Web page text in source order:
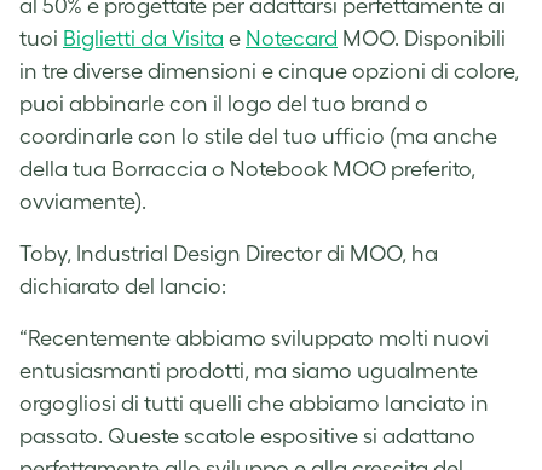
al 50% e progettate per adattarsi perfettamente ai
tuoi Biglietti da Visita e Notecard MOO. Disponibili
in tre diverse dimensioni e cinque opzioni di colore,
puoi abbinarle con il logo del tuo brand o
coordinarle con lo stile del tuo ufficio (ma anche
della tua Borraccia o Notebook MOO preferito,
ovviamente).
Toby, Industrial Design Director di MOO, ha
dichiarato del lancio:
“Recentemente abbiamo sviluppato molti nuovi
entusiasmanti prodotti, ma siamo ugualmente
orgogliosi di tutti quelli che abbiamo lanciato in
passato. Queste scatole espositive si adattano